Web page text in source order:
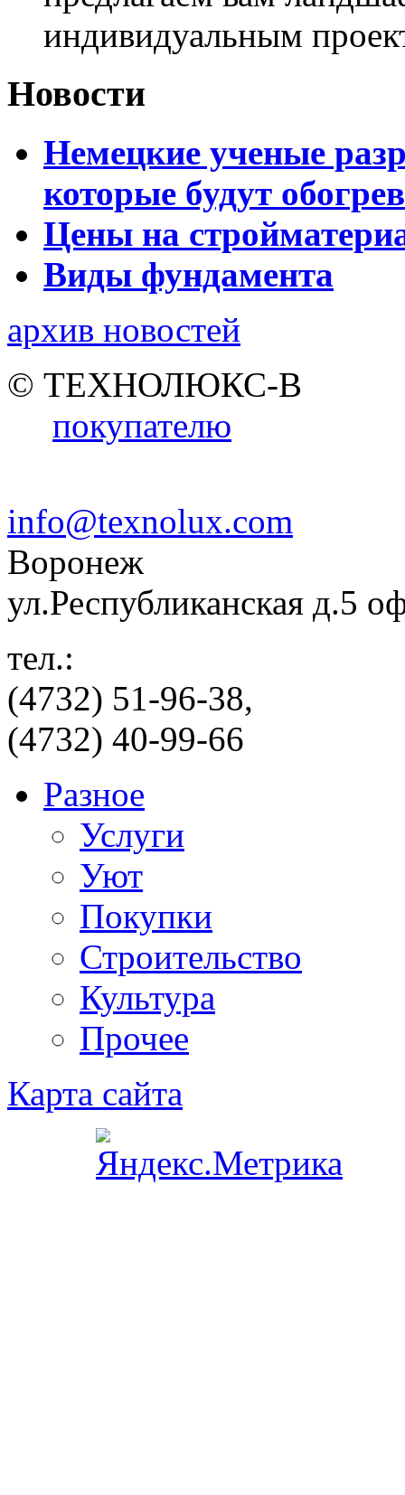
индивидуальным
Новости
Немецкие ученые
которые будут
Цены на
Виды фундамента
архив новостей
© ТЕХНОЛЮКС-В
покупателю
info@texnolux.com
Воронеж
ул.Республиканская д.5
тел.:
(4732) 51-96-38,
(4732) 40-99-66
Разное
Услуги
Уют
Покупки
Строительство
Культура
Прочее
Карта сайта